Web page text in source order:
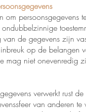
om persoonsgegevens
de gegevens zijn
op de belangen
mag niet onevenredig
verwerkt rust
van anderen